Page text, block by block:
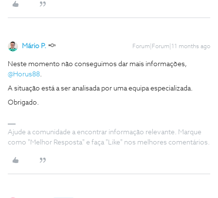
Mário P. Forum|Forum|11 months ago
Neste momento não conseguimos dar mais informações, ​
@Horus88.
A situação está a ser analisada por uma equipa especializada.
Obrigado.
Ajude a comunidade a encontrar informação relevante. Marque
como "Melhor Resposta" e faça "Like" nos melhores comentários.